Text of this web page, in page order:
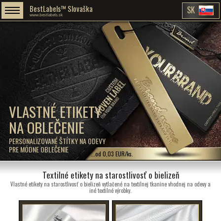
VLASTNÉ ETIKETY
NA OBLEČENIE
PERSONALIZOVANÉ ŠTÍTKY NA ODEVY
PRE MÓDNE OBLEČENIE
BestLabels™ Slovaška
www.bestlabels.sk SK
...od 0,03 EUR/ks.
Textilné etikety na starostlivosť o bielizeň
Vlastné etikety na starostlivosť o bielizeň vytlačené na textilnej tkanine vhodnej na odevy a
iné textilné výrobky.